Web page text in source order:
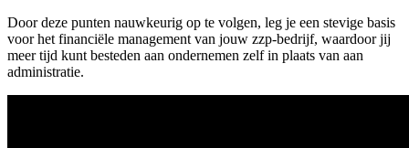
Door deze punten nauwkeurig op te volgen, leg je een stevige basis
voor het financiële management van jouw zzp-bedrijf, waardoor jij
meer tijd kunt besteden aan ondernemen zelf in plaats van aan
administratie.